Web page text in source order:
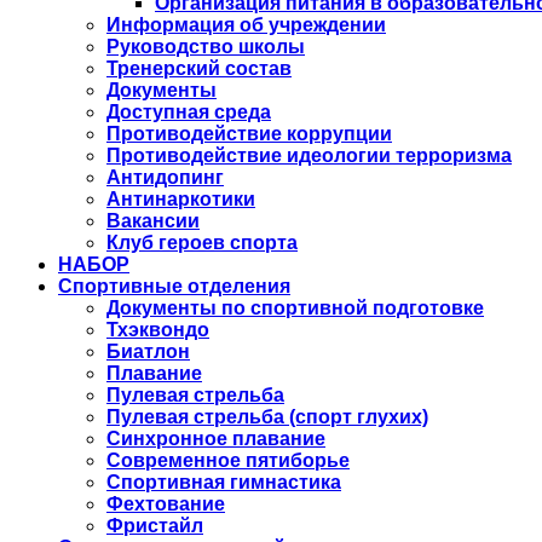
Информация об учреждении
Руководство школы
Тренерский состав
Документы
Доступная среда
Противодействие коррупции
Противодействие идеологии терроризма
Антидопинг
Антинаркотики
Вакансии
Клуб героев спорта
НАБОР
Спортивные отделения
Документы по спортивной подготовке
Тхэквондо
Биатлон
Плавание
Пулевая стрельба
Пулевая стрельба (спорт глухих)
Синхронное плавание
Современное пятиборье
Спортивная гимнастика
Фехтование
Фристайл